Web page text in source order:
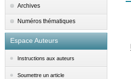
Archives
Numéros thématiques
Espace Auteurs
Instructions aux auteurs
Soumettre un article